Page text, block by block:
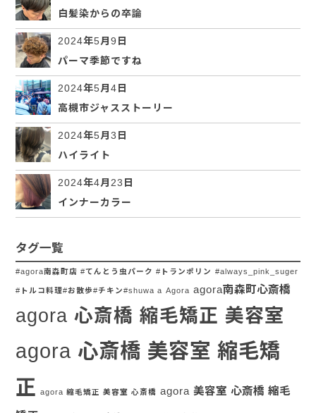
白髪染からの卒論
2024年5月9日
パーマ季節ですね
2024年5月4日
高槻市ジャスストーリー
2024年5月3日
ハイライト
2024年4月23日
インナーカラー
タグ一覧
#agora南森町店 #てんとう虫パーク #トランポリン #always_pink_suger
#トルコ料理#お散歩#チキン#shuwa a Agora agora南森町心斎橋
agora 心斎橋 縮毛矯正 美容室
agora 心斎橋 美容室 縮毛矯
正 agora 縮毛矯正 美容室 心斎橋 agora 美容室 心斎橋 縮毛